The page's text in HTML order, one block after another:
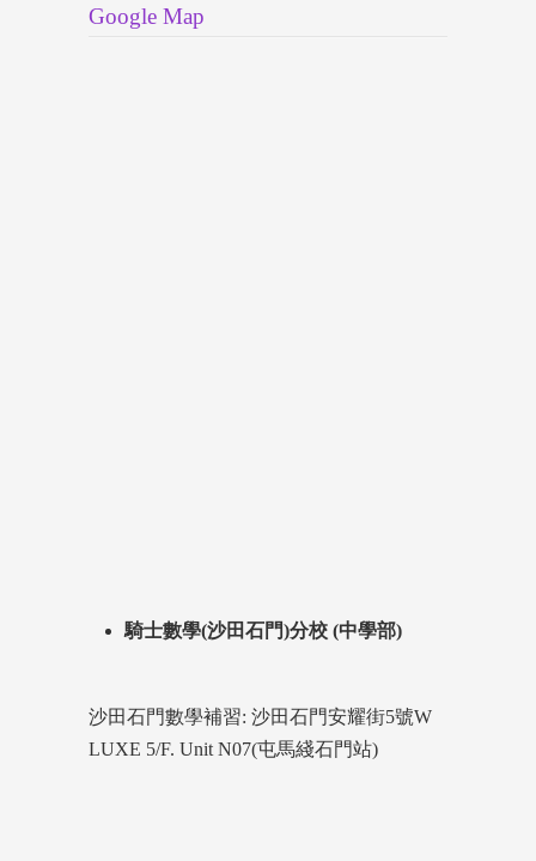
Google Map
騎士數學(沙田石門)分校 (中學部)
沙田石門數學補習: 沙田石門安耀街5號W
LUXE 5/F. Unit N07(屯馬綫石門站)